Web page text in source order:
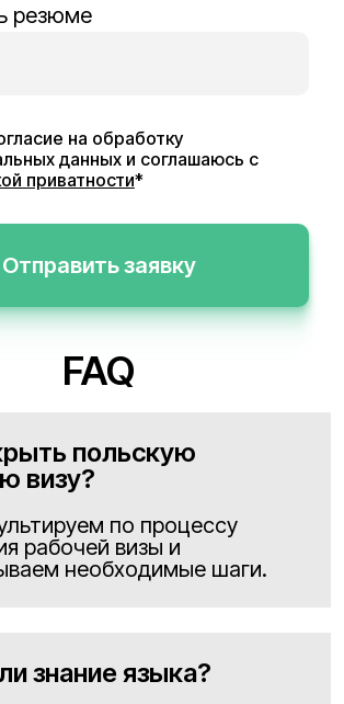
резюме
на обработку
данных и соглашаюсь с
приватности*
Отправить заявку
FAQ
польскую
визу?
по процессу
рабочей визы и
необходимые шаги.
знание языка?